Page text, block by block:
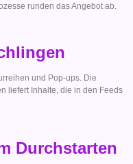
runden das Angebot ab.
und Pop-ups. Die
liefert Inhalte, die in den Feeds
Durchstarten